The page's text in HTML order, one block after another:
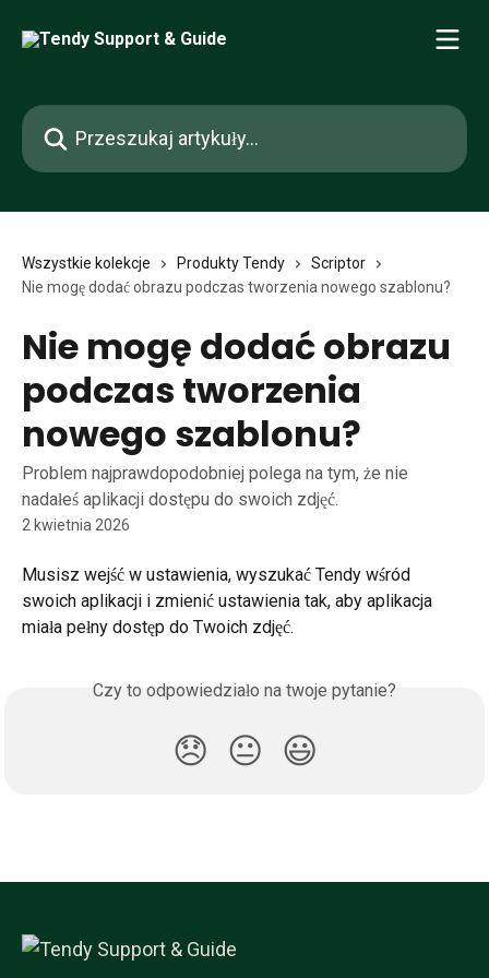
Przeszukaj artykuły...
Wszystkie kolekcje Produkty Tendy
Scriptor
Nie mogę dodać obrazu podczas tworzenia nowego szablonu?
Nie mogę dodać obrazu
podczas tworzenia
nowego szablonu?
Problem najprawdopodobniej polega na tym, że nie
nadałeś aplikacji dostępu do swoich zdjęć.
2 kwietnia 2026
Musisz wejść w ustawienia, wyszukać Tendy wśród
swoich aplikacji i zmienić ustawienia tak, aby aplikacja
miała pełny dostęp do Twoich zdjęć.
Czy to odpowiedziało na twoje pytanie?
😞 😐 😃